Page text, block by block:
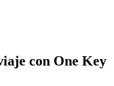
con One Key